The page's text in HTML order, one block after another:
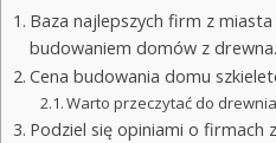
Baza najlepszych firm z
budowaniem domów z drewna.
Cena budowania domu
Warto przeczytać do
Podziel się opiniami o firmach